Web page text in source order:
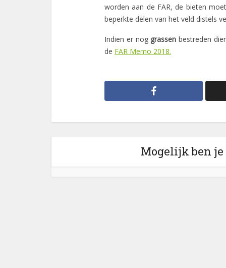
worden aan de FAR, de bieten
beperkte delen van het veld distels
Indien er nog grassen bestreden
de FAR Memo 2018.
Mogelijk ben